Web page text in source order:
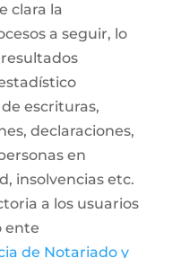
clara la
a seguir, lo
escrituras,
declaraciones,
en
insolvencias etc.
a los usuarios
ente
de Notariado y